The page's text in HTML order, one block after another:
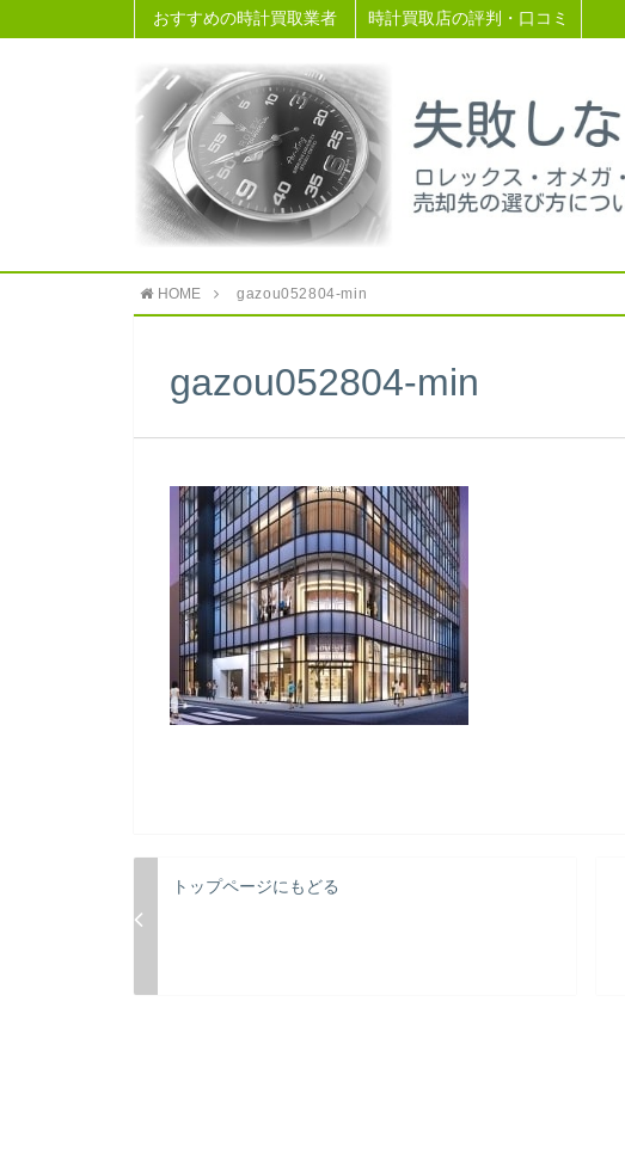
おすすめの時計買取業者 時計買取店の評判・口コミ
HOME gazou052804-min
gazou052804-min
トップページにもどる